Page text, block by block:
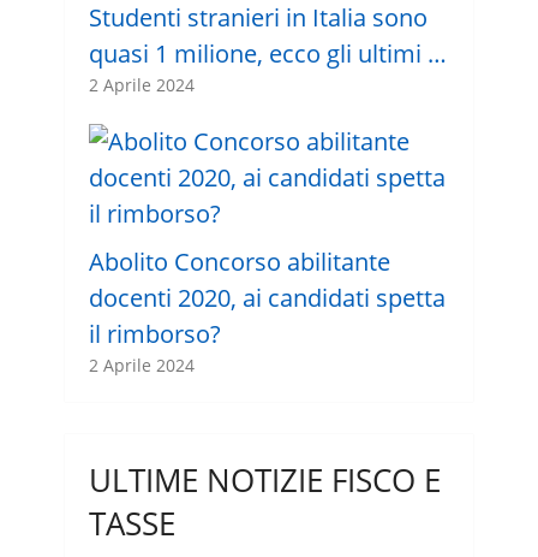
Studenti stranieri in Italia sono
quasi 1 milione, ecco gli ultimi …
2 Aprile 2024
Abolito Concorso abilitante
docenti 2020, ai candidati spetta
il rimborso?
2 Aprile 2024
ULTIME NOTIZIE FISCO E
TASSE